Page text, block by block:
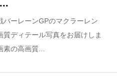
バーレーンGPのマクラーレン
質ディテール写真をお届けしま
の高画質...